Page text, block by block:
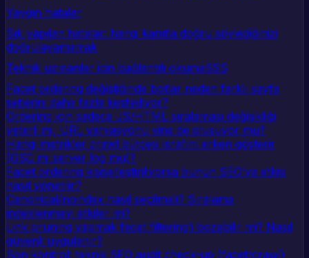
Yaygın hatalar
Sık yapılan hatalar: hangi kanıtla doğru söylediğinizi
doğrulayamamak
Teknik uzmanlar için bağlantılı okumaSSS
Facet ordering değiştiğinde botlar neden farklı sayfa
setlerini daha fazla keşfediyor?
Ordering için sadece JS/HTML sıralaması değişikliği
yeterli mi, URL varyasyonu yine de oluşuyor mu?
Hangi metrikler crawl bütçesi israfını erken gösterir
(GSC mi server log mu)?
Facet ordering kişiselleştiriliyorsa bunun SEO’ya etkisi
nasıl yönetilir?
Canonical/noindex nasıl seçilmeli? Sıralama
indexlenmeyi etkiler mi?
Link pruning yapmak facet filtering’i bozabilir mi? Nasıl
güvenli uygulanır?
Son kontrol: teknik SEO audit check-up (facet/crawl)